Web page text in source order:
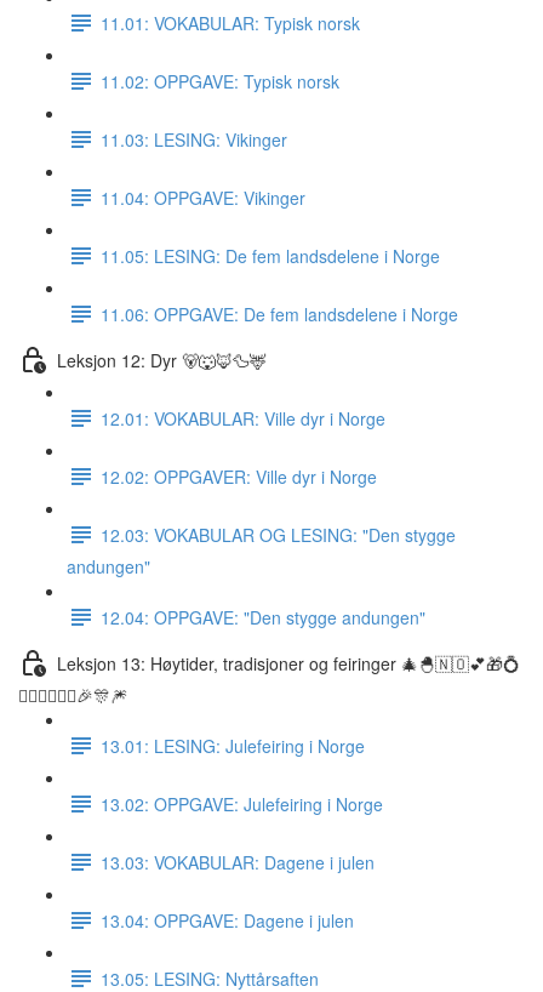
11.01: VOKABULAR: Typisk norsk
11.02: OPPGAVE: Typisk norsk
11.03: LESING: Vikinger
11.04: OPPGAVE: Vikinger
11.05: LESING: De fem landsdelene i Norge
11.06: OPPGAVE: De fem landsdelene i Norge
Leksjon 12: Dyr 🐻🐺🦊🦆🦌
12.01: VOKABULAR: Ville dyr i Norge
12.02: OPPGAVER: Ville dyr i Norge
12.03: VOKABULAR OG LESING: "Den stygge
andungen"
12.04: OPPGAVE: "Den stygge andungen"
Leksjon 13: Høytider, tradisjoner og feiringer 🎄🐣🇳🇴💕🎁💍
👰🏼‍♀️🤵🏽‍♂️🎉🎊🎆
13.01: LESING: Julefeiring i Norge
13.02: OPPGAVE: Julefeiring i Norge
13.03: VOKABULAR: Dagene i julen
13.04: OPPGAVE: Dagene i julen
13.05: LESING: Nyttårsaften